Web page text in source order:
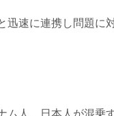
迅速に連携し問題
ム人、日本人が混乗